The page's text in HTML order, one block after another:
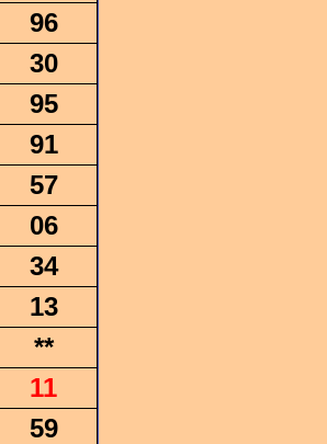
96
30
95
91
57
06
34
13
**
11
59